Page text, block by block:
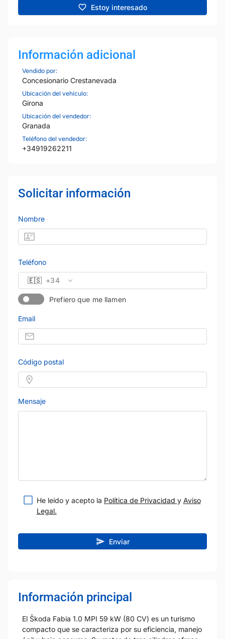
Estoy interesado
Información adicional
Vendido por:
Concesionario Crestanevada
Ubicación del vehículo:
Girona
Ubicación del vendedor:
Granada
Teléfono del vendedor:
+34919262211
Solicitar información
Nombre
Teléfono
🇪🇸 +34
Prefiero que me llamen
Email
Código postal
Mensaje
He leído y acepto la Política de Privacidad y Aviso
Legal.
Enviar
Información principal
El Škoda Fabia 1.0 MPI 59 kW (80 CV) es un turismo
compacto que se caracteriza por su eficiencia, manejo